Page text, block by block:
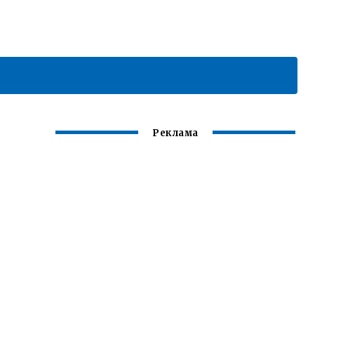
Реклама